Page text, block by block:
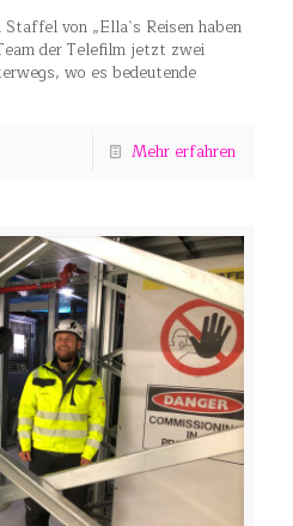
von „Ella`s Reisen haben
der Telefilm jetzt zwei
wo es bedeutende
Mehr erfahren